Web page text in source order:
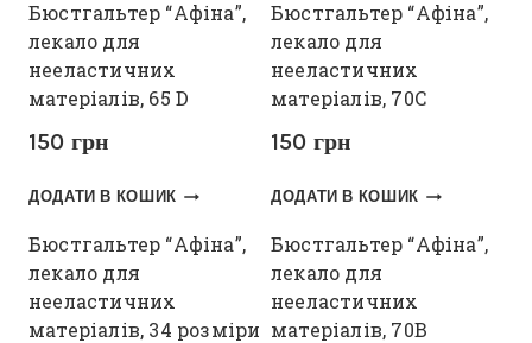
Бюстгальтер “Афіна”,
лекало для
нееластичних
матеріалів, 65 D
150 грн
ДОДАТИ В КОШИК
Бюстгальтер “Афіна”,
лекало для
нееластичних
матеріалів, 70С
150 грн
ДОДАТИ В КОШИК
Бюстгальтер “Афіна”,
лекало для
нееластичних
матеріалів, 34 розміри
Бюстгальтер “Афіна”,
лекало для
нееластичних
матеріалів, 70В